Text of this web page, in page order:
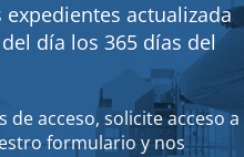
actualizada
día los 365 días del
acceso, solicite acceso a
formulario y nos